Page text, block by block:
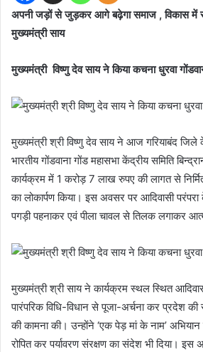
अपनी जड़ों से जुड़कर आगे बढ़ेगा समाज , विकास में
मुख्यमंत्री साय
मुख्यमंत्री विष्णु देव साय ने किया कचना धुरवा
मुख्यमंत्री श्री विष्णु देव साय ने आज गरियाबंद जिले
भारतीय गोंडवाना गोंड महासभा केंद्रीय समिति
कार्यक्रम में 1 करोड़ 7 लाख रुपए की लागत से
का लोकार्पण किया। इस अवसर पर आदिवासी
पगड़ी पहनाकर एवं पीला चावल से तिलक लगाकर
मुख्यमंत्री श्री साय ने कार्यक्रम स्थल स्थित
पारंपरिक विधि-विधान से पूजा-अर्चना कर प्रदेश
की कामना की। उन्होंने ‘एक पेड़ मां के नाम’
रोपित कर पर्यावरण संरक्षण का संदेश भी दिया।